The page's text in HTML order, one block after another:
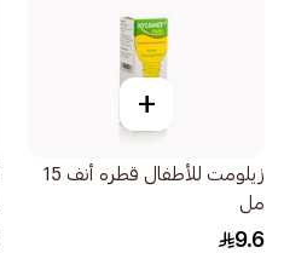
+
زيلومت للأطفال قطره أنف 15
مل
9.6